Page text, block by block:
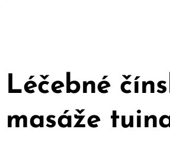
Lao
Léčebné
masáže